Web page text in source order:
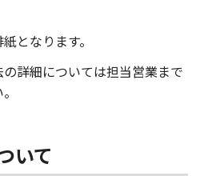
全てのファイル類を指し、
サービスを通じて提供さ
本ソフトウエア商品の改良
メモリーに搭載し、また
とを指します。
となります。
詳細については担当営業まで
いて